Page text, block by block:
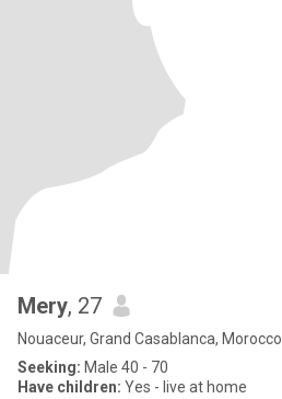
Mery, 27
Nouaceur, Grand Casablanca, Morocco
Seeking: Male 40 - 70
Have children: Yes - live at home